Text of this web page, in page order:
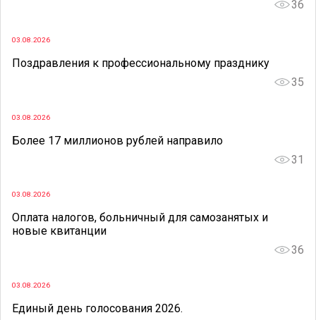
36
03.08.2026
Поздравления к профессиональному празднику
35
03.08.2026
Более 17 миллионов рублей направило
31
03.08.2026
Оплата налогов, больничный для самозанятых и
новые квитанции
36
03.08.2026
Единый день голосования 2026.